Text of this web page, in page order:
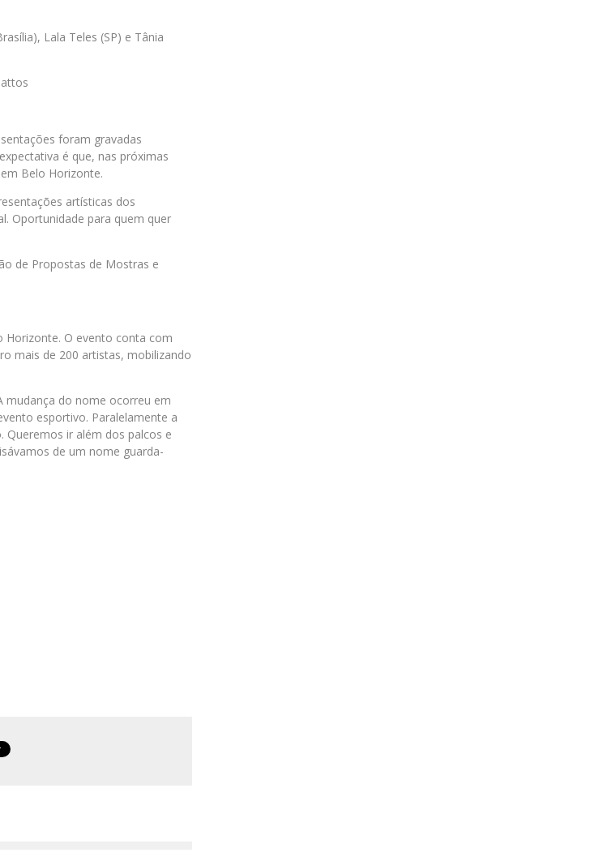
Lala Teles (SP) e Tânia
foram gravadas
é que, nas próximas
Belo Horizonte.
artísticas dos
Oportunidade para quem quer
de Propostas de Mostras e
Horizonte. O evento conta com
mais de 200 artistas, mobilizando
mudança do nome ocorreu em
esportivo. Paralelamente a
Queremos ir além dos palcos e
de um nome guarda-